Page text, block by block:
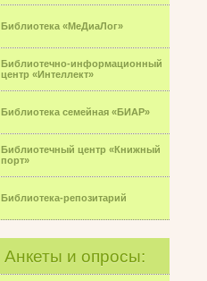
Библиотека «МеДиаЛог»
Библиотечно-информационный
центр «Интеллект»
Библиотека семейная «БИАР»
Библиотечный центр «Книжный
порт»
Библиотека-репозитарий
Анкеты и опросы: